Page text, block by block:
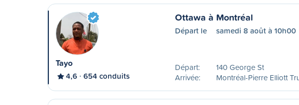
Tayo
4,6 654 conduits
Ottawa à Montréal
Départ le samedi 8 août à 10h00
Départ:
140 George St
Arrivée:
Montréal-Pierre Elliott